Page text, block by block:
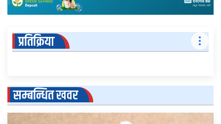
प्रतिक्रिया
सम्बन्धित खवर